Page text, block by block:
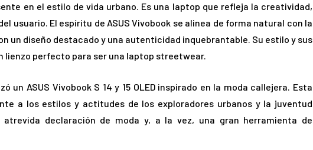
en el estilo de vida urbano. Es una laptop que refleja la creatividad,
usuario. El espíritu de ASUS Vivobook se alinea de forma natural con la
un diseño destacado y una autenticidad inquebrantable. Su estilo y sus
lienzo perfecto para ser una laptop streetwear.
un ASUS Vivobook S 14 y 15 OLED inspirado en la moda callejera. Esta
a los estilos y actitudes de los exploradores urbanos y la juventud
atrevida declaración de moda y, a la vez, una gran herramienta de